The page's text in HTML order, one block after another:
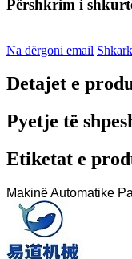
Përshkrim i
Na dërgoni email
Detajet e
Pyetje të
Etiketat e
Makinë Automatike